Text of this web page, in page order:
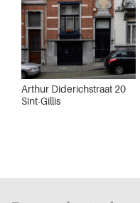
Arthur Diderichstraat 20
Sint-Gillis